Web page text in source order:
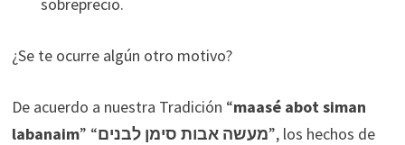
¿Se te ocurre algún otro motivo?
De acuerdo a nuestra Tradición “maasé abot siman
labanaim” “מעשה אבות סימן לבנים”, los hechos de